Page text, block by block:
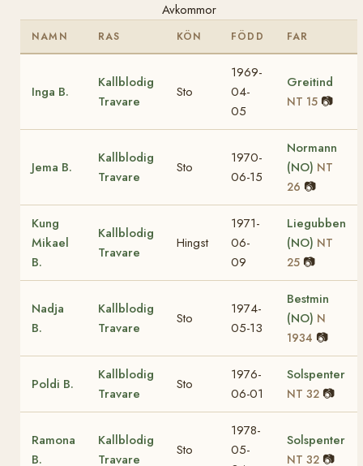
Avkommor
NAMN RAS KÖN FÖDD FAR
Inga B.
Kallblodig
Travare
Sto
1969-
04-
05
Greitind
NT 15 📷
Jema B.
Kallblodig
Travare
Sto
1970-
06-15
Normann
(NO) NT
26 📷
Kung
Mikael
B.
Kallblodig
Travare
Hingst
1971-
06-
09
Liegubben
(NO) NT
25 📷
Nadja
B.
Kallblodig
Travare
Sto
1974-
05-13
Bestmin
(NO) N
1934 📷
Poldi B.
Kallblodig
Travare
Sto
1976-
06-01
Solspenter
NT 32 📷
Ramona
B.
Kallblodig
Travare
Sto
1978-
05-
Solspenter
NT 32 📷